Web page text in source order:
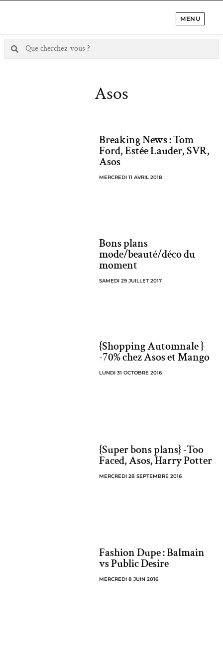
MENU
Asos
Breaking News : Tom
Ford, Estée Lauder, SVR,
Asos
MERCREDI 11 AVRIL 2018
Bons plans
mode/beauté/déco du
moment
SAMEDI 29 JUILLET 2017
{Shopping Automnale }
-70% chez Asos et Mango
LUNDI 31 OCTOBRE 2016
{Super bons plans} -Too
Faced, Asos, Harry Potter
MERCREDI 28 SEPTEMBRE 2016
Fashion Dupe : Balmain
vs Public Desire
MERCREDI 8 JUIN 2016